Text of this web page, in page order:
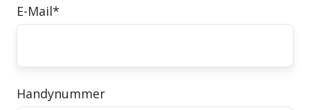
E-Mail*
Handynummer